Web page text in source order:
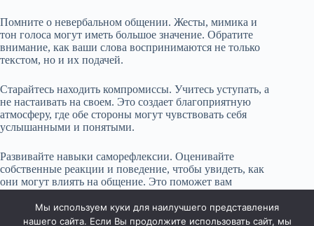
Помните о невербальном общении. Жесты, мимика и
тон голоса могут иметь большое значение. Обратите
внимание, как ваши слова воспринимаются не только
текстом, но и их подачей.
Старайтесь находить компромиссы. Учитесь уступать, а
не настаивать на своем. Это создает благоприятную
атмосферу, где обе стороны могут чувствовать себя
услышанными и понятыми.
Развивайте навыки саморефлексии. Оценивайте
собственные реакции и поведение, чтобы увидеть, как
они могут влиять на общение. Это поможет вам
собеседником.
Мы используем куки для наилучшего представления
нашего сайта. Если Вы продолжите использовать сайт, мы